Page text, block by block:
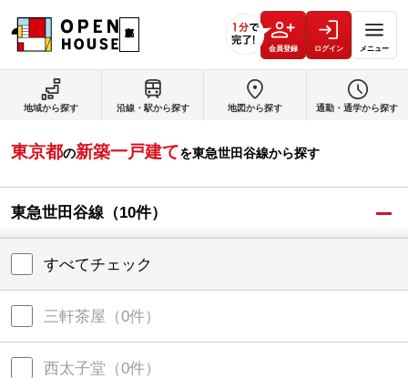
会員登録 ログイン メニュー
地域から探す 沿線・駅から探す 地図から探す 通勤・通学から探す
東京都の新築一戸建てを東急世田谷線から探す
東急世田谷線（10件）
すべてチェック
三軒茶屋 （0件）
西太子堂 （0件）